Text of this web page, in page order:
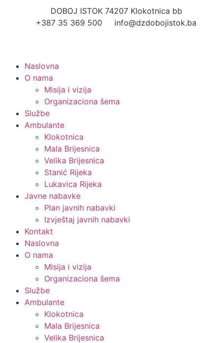
DOBOJ ISTOK 74207 Klokotnica bb
+387 35 369 500
info@dzdobojistok.ba
Naslovna
O nama
Misija i vizija
Organizaciona šema
Službe
Ambulante
Klokotnica
Mala Brijesnica
Velika Brijesnica
Stanić Rijeka
Lukavica Rijeka
Javne nabavke
Plan javnih nabavki
Izvještaj javnih nabavki
Kontakt
Naslovna
O nama
Misija i vizija
Organizaciona šema
Službe
Ambulante
Klokotnica
Mala Brijesnica
Velika Brijesnica